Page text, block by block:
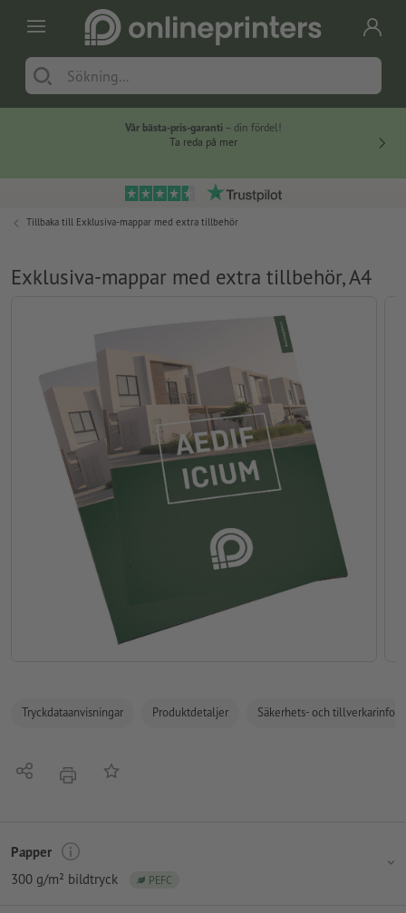
Vår bästa-pris-garanti – din fördel!
Ta reda på mer
Tillbaka till Exklusiva-mappar med extra tillbehör
Exklusiva-mappar med extra tillbehör, A4
Tryckdataanvisningar Produktdetaljer Säkerhets- och
Dela erbjudandePå anteckningslistan
Papper
300 g/m² bildtryck
PEFC